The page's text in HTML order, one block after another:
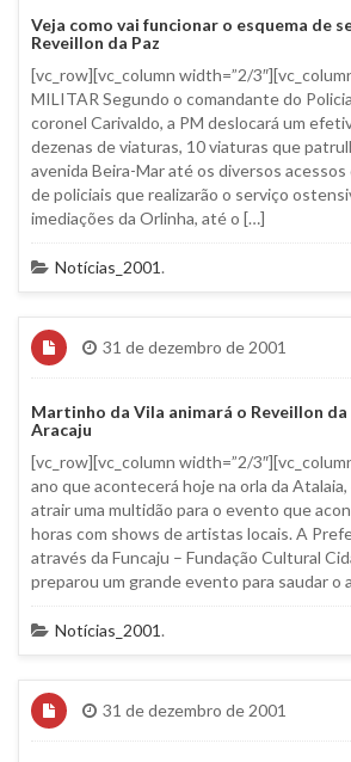
Veja como vai funcionar o esquema de
Reveillon da Paz
[vc_row][vc_column width=”2/
MILITAR Segundo o comandante do
coronel Carivaldo, a PM deslocará um
dezenas de viaturas, 10 viaturas que
avenida Beira-Mar até os diversos acessos
de policiais que realizarão o serviço
imediações da Orlinha, até o […]
Notícias_2001.
31 de dezembro de 2001
Martinho da Vila animará o Reveillon
Aracaju
[vc_row][vc_column width=”2/
ano que acontecerá hoje na orla da
atrair uma multidão para o evento que
horas com shows de artistas locais. A
através da Funcaju – Fundação Cultural
preparou um grande evento para saudar o
Notícias_2001.
31 de dezembro de 2001